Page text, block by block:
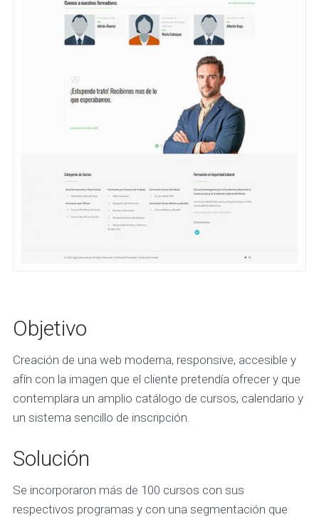
Objetivo
Creación de una web moderna, responsive, accesible y
afín con la imagen que el cliente pretendía ofrecer y que
contemplara un amplio catálogo de cursos, calendario y
un sistema sencillo de inscripción.
Solución
Se incorporaron más de 100 cursos con sus
respectivos programas y con una segmentación que